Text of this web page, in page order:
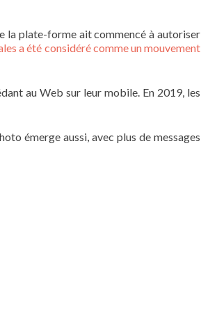
la plate-forme ait commencé à autoriser
a été considéré comme un mouvement
au Web sur leur mobile. En 2019, les
émerge aussi, avec plus de messages